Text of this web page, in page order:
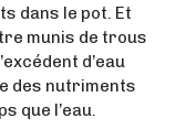
dans le pot. Et
munis de trous
d’eau
des nutriments
que l’eau.